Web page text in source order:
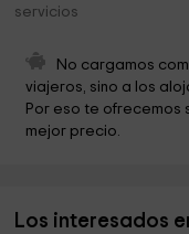
Pinar De Miguelañez
Ermita del Humilladero
Cementerio Miguelañez
Parque de Juanje
Ayuntamiento de
servicios
No cargamos
viajeros, sino a los
Por eso te ofrecemos
mejor precio.
Los interesados